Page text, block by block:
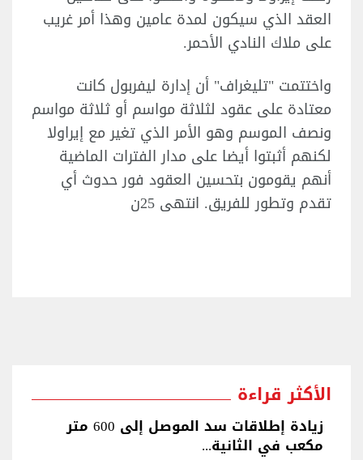
العقد الذي سيكون لمدة عامين وهذا أمر غريب
على ملاك النادي الأحمر.
واختتمت "تليغراف" أن إدارة ليفربول كانت
معتادة على عقود لثلاثة مواسم أو ثلاثة مواسم
ونصف الموسم وهو الأمر الذي تغير مع إيراولا
لكنهم أثبتوا أيضا على مدار الفترات الماضية
أنهم يقومون بتحسين العقود فور حدوث أي
تقدم وتطور للفريق. انتهى 25ن
الأكثر قراءة
زيادة إطلاقات سد الموصل إلى 600 متر
مكعب في الثانية...